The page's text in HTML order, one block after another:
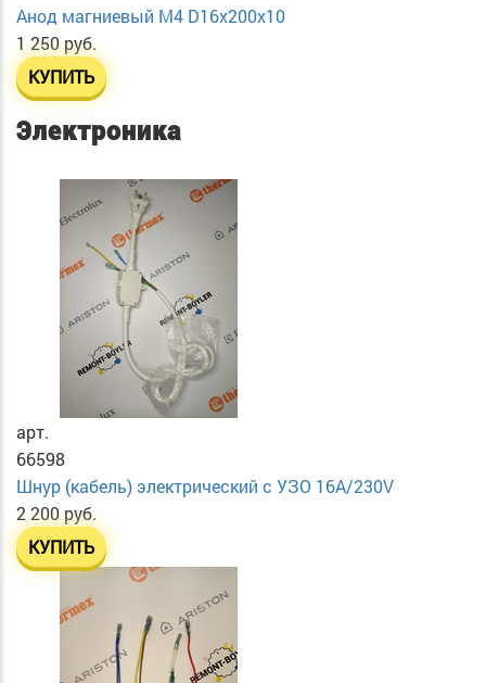
Анод магниевый М4 D16х200х10
1 250 руб.
КУПИТЬ
Электроника
арт.
66598
Шнур (кабель) электрический с УЗО 16А/230V
2 200 руб.
КУПИТЬ